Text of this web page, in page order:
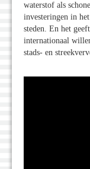
waterstof als
investeringen in
steden. En het
internationaal
stads- en